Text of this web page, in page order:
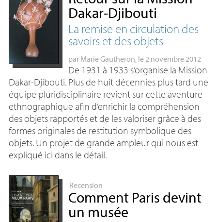
Dakar-Djibouti
La remise en circulation des
savoirs et des objets
par Marie Gautheron, le 2 novembre 2012
De 1931 à 1933 s’organise la Mission
Dakar-Djibouti. Plus de huit décennies plus tard une
équipe pluridisciplinaire revient sur cette aventure
ethnographique afin d’enrichir la compréhension
des objets rapportés et de les valoriser grâce à des
formes originales de restitution symbolique des
objets. Un projet de grande ampleur qui nous est
expliqué ici dans le détail.
Recension
Comment Paris devint
un musée